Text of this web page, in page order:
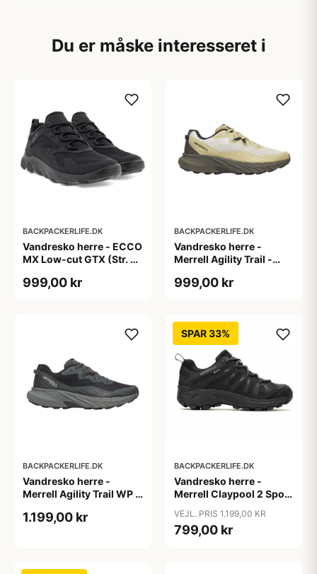
Du er måske interesseret i
BACKPACKERLIFE.DK
Vandresko herre - ECCO
MX Low-cut GTX (Str. 39
999,00 kr
BACKPACKERLIFE.DK
Vandresko herre -
Merrell Agility Trail -
999,00 kr
BACKPACKERLIFE.DK
Vandresko herre -
Merrell Agility Trail WP -
1.199,00 kr
SPAR 33%
BACKPACKERLIFE.DK
Vandresko herre -
Merrell Claypool 2 Sport
VEJL. PRIS 1.199,00 KR
799,00 kr